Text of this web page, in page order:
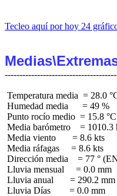
Tecleo aquí por hoy 24
Temperatura media  = 28.0
Humedad media      = 49 %
Punto rocío medio  = 15.8 °C
Media barómetro    = 1010.3
Media viento       = 8.6 kts
Media ráfagas     = 8.6 kts
Dirección media    = 77 °
Lluvia mensual     = 0.0 mm
Lluvia anual       = 290.2 mm
Lluvia Días        = 0.0 mm